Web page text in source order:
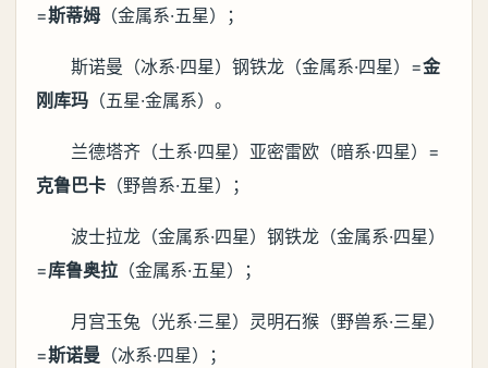
=斯蒂姆 （金属系·五星）；
斯诺曼（冰系·四星）钢铁龙（金属系·四星）=金
刚库玛 （五星·金属系）。
兰德塔齐（土系·四星）亚密雷欧（暗系·四星）=
克鲁巴卡 （野兽系·五星）；
波士拉龙（金属系·四星）钢铁龙（金属系·四星）
=库鲁奥拉 （金属系·五星）；
月宫玉兔（光系·三星）灵明石猴（野兽系·三星）
=斯诺曼 （冰系·四星）；